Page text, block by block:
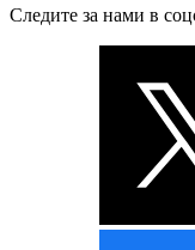
Следите за нами в